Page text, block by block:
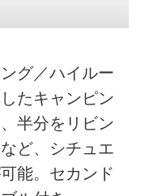
グ／ハイルー
たキャンピン
半分をリビン
ど、シチュエ
能。セカンド